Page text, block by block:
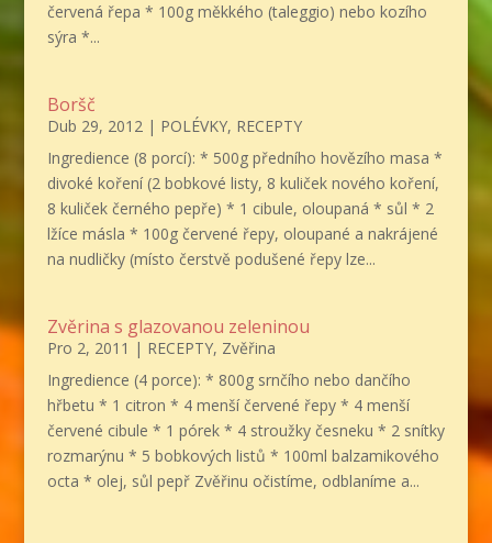
červená řepa * 100g měkkého (taleggio) nebo kozího
sýra *...
Boršč
Dub 29, 2012| POLÉVKY, RECEPTY
Ingredience (8 porcí): * 500g předního hovězího masa *
divoké koření (2 bobkové listy, 8 kuliček nového koření,
8 kuliček černého pepře) * 1 cibule, oloupaná * sůl * 2
lžíce másla * 100g červené řepy, oloupané a nakrájené
na nudličky (místo čerstvě podušené řepy lze...
Zvěrina s glazovanou zeleninou
Pro 2, 2011 | RECEPTY, Zvěřina
Ingredience (4 porce): * 800g srnčího nebo dančího
hřbetu * 1 citron * 4 menší červené řepy * 4 menší
červené cibule * 1 pórek * 4 stroužky česneku * 2 snítky
rozmarýnu * 5 bobkových listů * 100ml balzamikového
octa * olej, sůl pepř Zvěřinu očistíme, odblaníme a...